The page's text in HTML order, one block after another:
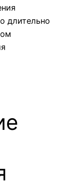
длительно